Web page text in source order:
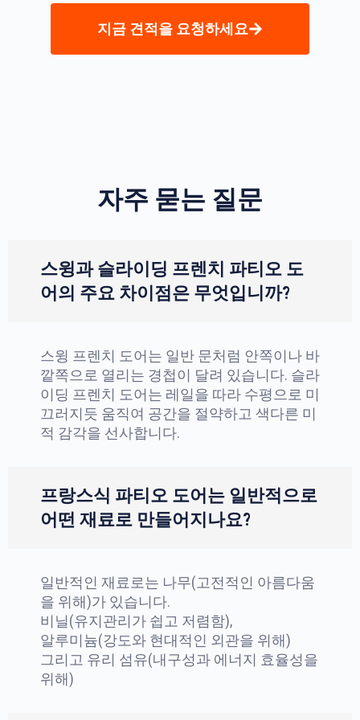
지금 견적을 요청하세요
자주 묻는 질문
스윙과 슬라이딩 프렌치 파티오 도
어의 주요 차이점은 무엇입니까?
스윙 프렌치 도어는 일반 문처럼 안쪽이나 바
깥쪽으로 열리는 경첩이 달려 있습니다. 슬라
이딩 프렌치 도어는 레일을 따라 수평으로 미
끄러지듯 움직여 공간을 절약하고 색다른 미
적 감각을 선사합니다.
프랑스식 파티오 도어는 일반적으로
어떤 재료로 만들어지나요?
일반적인 재료로는 나무(고전적인 아름다움
을 위해)가 있습니다.
비닐(유지관리가 쉽고 저렴함),
알루미늄(강도와 현대적인 외관을 위해)
그리고 유리 섬유(내구성과 에너지 효율성을
위해)